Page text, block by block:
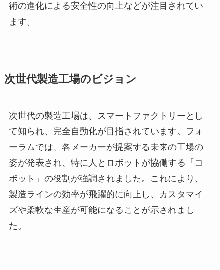
術の進化による安全性の向上などが注目されてい
ます。
次世代製造工場のビジョン
次世代の製造工場は、スマートファクトリーとし
て知られ、完全自動化が目指されています。フォ
ーラムでは、各メーカーが提案する未来の工場の
姿が発表され、特に人とロボットが協働する「コ
ボット」の役割が強調されました。これにより、
製造ラインの効率が飛躍的に向上し、カスタマイ
ズや柔軟な生産が可能になることが示されまし
た。